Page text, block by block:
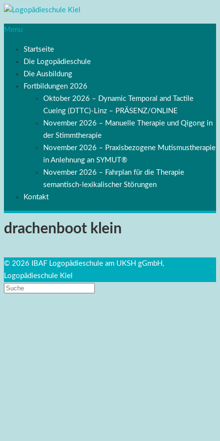
Menu
Startseite
Die Logopädieschule
Die Ausbildung
Fortbildungen 2026
Oktober 2026 – Dynamic Temporal and Tactile
Cueing (DTTC)-Linz – PRÄSENZ/ONLINE
November 2026 – Manuelle Therapie und Qigong in
der Stimmtherapie
November 2026 – Praxisbezogene Mutismustherapie
in Anlehnung an SYMUT®
November 2026 – Fahrplan für die Therapie
semantisch-lexikalischer Störungen
Kontakt
drachenboot klein
© 2026 IBAF Logopädieschule am UKSH gGmbH,
Logopädieschule Kiel